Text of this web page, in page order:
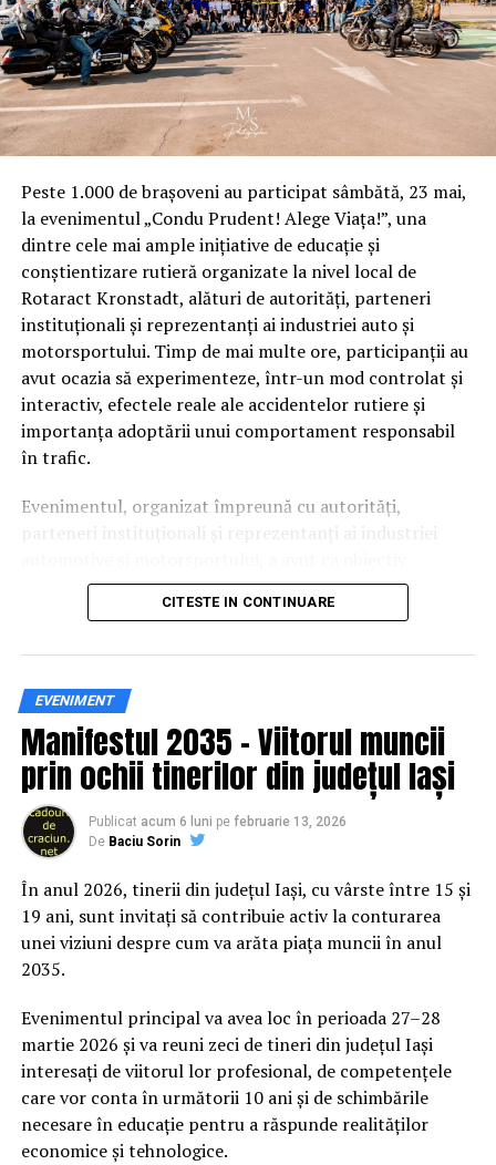
Peste 1.000 de brașoveni au participat sâmbătă, 23 mai,
la evenimentul „Condu Prudent! Alege Viața!”, una
dintre cele mai ample inițiative de educație și
conștientizare rutieră organizate la nivel local de
Rotaract Kronstadt, alături de autorități, parteneri
instituționali și reprezentanți ai industriei auto și
motorsportului. Timp de mai multe ore, participanții au
avut ocazia să experimenteze, într-un mod controlat și
interactiv, efectele reale ale accidentelor rutiere și
importanța adoptării unui comportament responsabil
în trafic.
Evenimentul, organizat împreună cu autorități,
parteneri instituționali și reprezentanți ai industriei
principal transformarea prevenției într-o experiență
practică și accesibilă publicului larg.
Siguranța rutieră, adusă mai
aproape de comunitate
Datele privind accidentele rutiere din România continuă
să evidențieze necesitatea unor inițiative de educație și
prevenție. În 2025, peste 3.000 de persoane au fost
rănite grav în accidente rutiere, iar mai mult de 1.300 și-
au pierdut viața pe șoselele din țară.
În acest context, campania „Condu Prudent! Alege
Viața!” își propune să transforme informația teoretică
într-o experiență directă, prin simulări și demonstrații
care îi ajută pe participanți să înțeleagă concret
impactul deciziilor luate în trafic.
Comunitatea și colaborarea
CITESTE IN CONTINUARE
EVENIMENT
Manifestul 2035 – Viitorul muncii
prin ochii tinerilor din județul Iași
Publicat acum 6 luni pe februarie 13, 2026
De Baciu Sorin
În anul 2026, tinerii din județul Iași, cu vârste între 15 și
19 ani, sunt invitați să contribuie activ la conturarea
unei viziuni despre cum va arăta piața muncii în anul
2035.
Evenimentul principal va avea loc în perioada 27–28
martie 2026 și va reuni zeci de tineri din județul Iași
interesați de viitorul lor profesional, de competențele
care vor conta în următorii 10 ani și de schimbările
necesare în educație pentru a răspunde realităților
economice și tehnologice.